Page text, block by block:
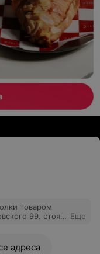
товаром
99. стоят
кавардак,
Еще
адреса